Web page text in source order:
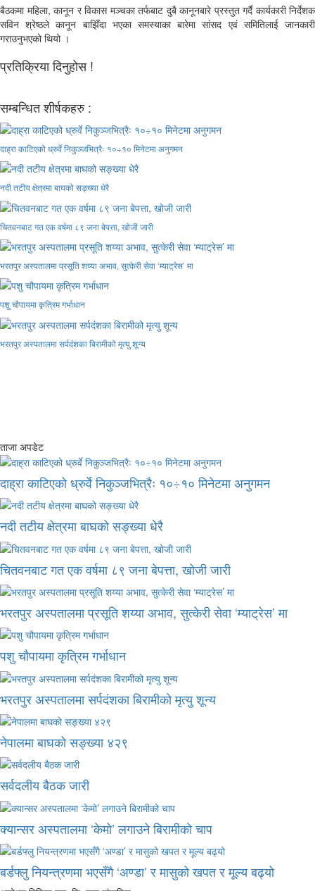
बैठकमा महिला, कानून र विकास मञ्चका तर्फबाट दुबै कानूनबारे प्रस्तुत गर्दै कार्यकारी निर्देशक
सविन श्रेष्ठले कानून बाझिँदा भएका समस्याका बारेमा सांसद एवं समितिलाई जानकारी
गराउनुभएको थियो ।
प्रतिक्रिया दिनुहोस !
सम्बन्धित शीर्षकहरु :
दाह्रा काटिएको ध्रुर्वे निकुञ्जभित्रैः १०÷१० मिनेटमा अनुगमन
नदी तटीय क्षेत्रमा बाघको सङ्ख्या धेरै
चितवनबाट गत एक वर्षमा ८९ जना बेपत्ता, खोजी जारी
भरतपुर अस्पतालमा प्रसूति शय्या अभाव, सुत्केरी सेवा ‘म्याट्रेस’ मा
पशु चौपायमा कृत्रिम गर्भाधान
भरतपुर अस्पतालमा सर्पदंशका बिरामीको मृत्यु शून्य
ताजा अपडेट
दाह्रा काटिएको ध्रुर्वे निकुञ्जभित्रैः १०÷१० मिनेटमा अनुगमन
नदी तटीय क्षेत्रमा बाघको सङ्ख्या धेरै
चितवनबाट गत एक वर्षमा ८९ जना बेपत्ता, खोजी जारी
भरतपुर अस्पतालमा प्रसूति शय्या अभाव, सुत्केरी सेवा ‘म्याट्रेस’ मा
पशु चौपायमा कृत्रिम गर्भाधान
भरतपुर अस्पतालमा सर्पदंशका बिरामीको मृत्यु शून्य
नेपालमा बाघको सङ्ख्या ४२९
सर्वदलीय बैठक जारी
क्यान्सर अस्पतालमा ‘केमो’ लगाउने बिरामीको चाप
बर्डफ्लु नियन्त्रणमा भएसँगै ‘अण्डा’ र मासुको खपत र मूल्य बढ्यो